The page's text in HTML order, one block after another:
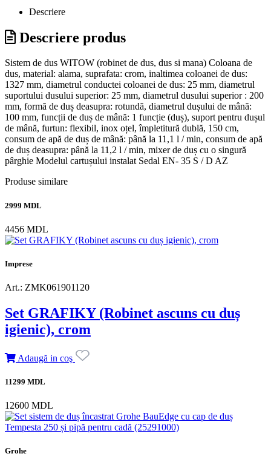
Descriere
Descriere produs
Sistem de dus WITOW (robinet de dus, dus si mana) Coloana de
dus, material: alama, suprafata: crom, inaltimea coloanei de dus:
1327 mm, diametrul conductei coloanei de dus: 25 mm, diametrul
suportului dusului superior: 25 mm, diametrul dusului superior : 200
mm, formă de duș deasupra: rotundă, diametrul dușului de mână:
100 mm, funcții de duș de mână: 1 funcție (duș), suport pentru dușul
de mână, furtun: flexibil, inox oțel, împletitură dublă, 150 cm,
consum de apă de duș de mână: până la 11,1 l / min, consum de apă
de duș deasupra: până la 11,2 l / min, mixer de duș cu o singură
pârghie Modelul cartușului instalat Sedal EN- 35 S / D AZ
Produse similare
2999 MDL
4456 MDL
Imprese
Art.: ZMK061901120
Set GRAFIKY (Robinet ascuns cu duș
igienic), crom
Adaugă in coş
11299 MDL
12600 MDL
Grohe